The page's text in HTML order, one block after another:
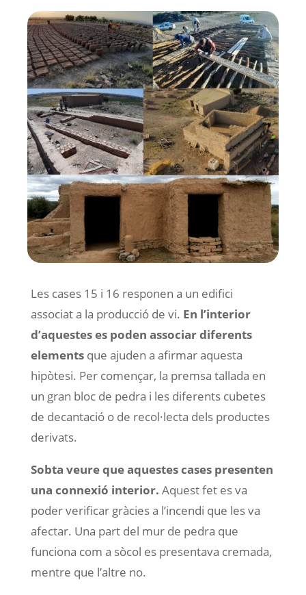
Les cases 15 i 16 responen a un edifici
associat a la producció de vi. En l’interior
d’aquestes es poden associar diferents
elementsque ajuden a afirmar aquesta
hipòtesi. Per començar, la premsa tallada en
un gran bloc de pedra i les diferents cubetes
de decantació o de recol·lecta dels productes
derivats.
Sobta veure que aquestes cases presenten
una connexió interior. Aquest fet es va
poder verificar gràcies a l’incendi que les va
afectar. Una part del mur de pedra que
funciona com a sòcol es presentava cremada,
mentre que l’altre no.